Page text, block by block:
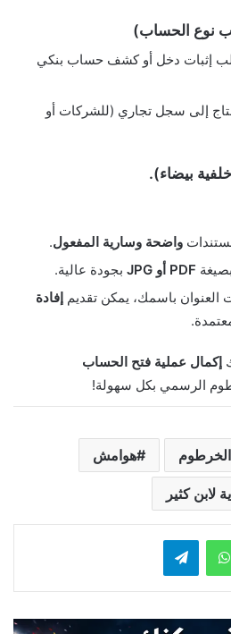
إثبات دخل أو كشف حساب بنكي
إلى سجل تجاري (للشركات أو
بيضاء).
واضحة وسارية المفعول.
PDF أو JPG
بجودة عالية.
العنوان باسمك، يمكن تقديم إفادة
إكمال عملية فتح الحساب
الرسمي بكل سهولة!
هوامش
لابن كثير
واتساب